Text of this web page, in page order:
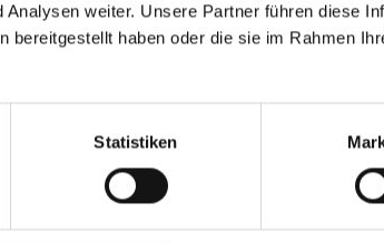
weiter. Unsere Partner führen diese
haben oder die sie im Rahmen
Statistiken